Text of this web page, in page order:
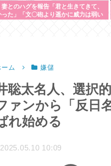
とのハグを報告「君と生きてきて、
た」「文〇砲より遥かに威力は弱い
ーム 嫌儲
聡太名人、選択
ァンから「反日
れ始める
2025.05.10 10:09